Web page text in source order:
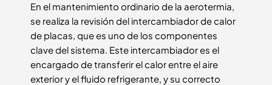
En el mantenimiento ordinario de la aerotermia,
se realiza la revisión del intercambiador de calor
de placas, que es uno de los componentes
clave del sistema. Este intercambiador es el
encargado de transferir el calor entre el aire
exterior y el fluido refrigerante, y su correcto